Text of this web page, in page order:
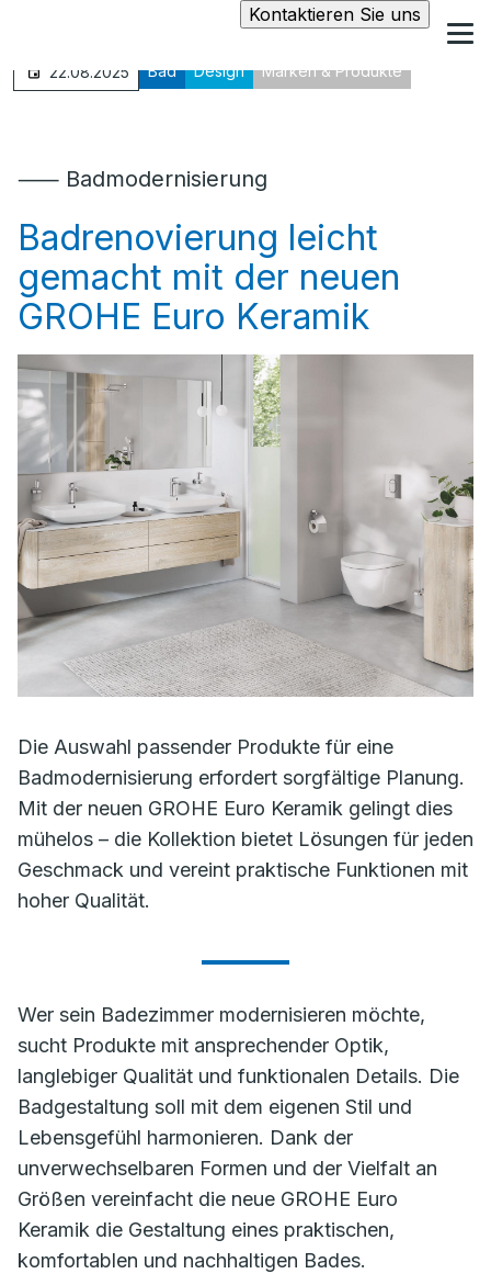
Kontaktieren Sie uns
22.08.2025 Bad Design Marken & Produkte
⸺ Badmodernisierung
Badrenovierung leicht
gemacht mit der neuen
GROHE Euro Keramik
Die Auswahl passender Produkte für eine
Badmodernisierung erfordert sorgfältige Planung.
Mit der neuen GROHE Euro Keramik gelingt dies
mühelos – die Kollektion bietet Lösungen für jeden
Geschmack und vereint praktische Funktionen mit
hoher Qualität.
Wer sein Badezimmer modernisieren möchte,
sucht Produkte mit ansprechender Optik,
langlebiger Qualität und funktionalen Details. Die
Badgestaltung soll mit dem eigenen Stil und
Lebensgefühl harmonieren. Dank der
unverwechselbaren Formen und der Vielfalt an
Größen vereinfacht die neue GROHE Euro
Keramik die Gestaltung eines praktischen,
komfortablen und nachhaltigen Bades.